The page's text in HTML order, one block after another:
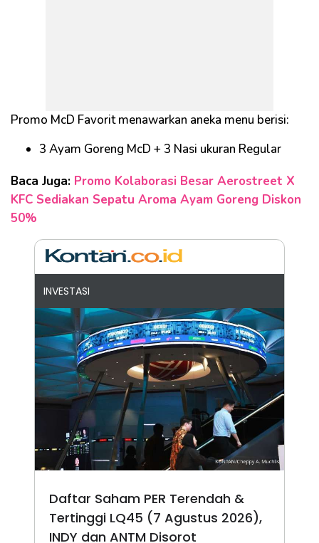
Promo McD Favorit menawarkan aneka menu berisi:
3 Ayam Goreng McD + 3 Nasi ukuran Regular
Baca Juga: Promo Kolaborasi Besar Aerostreet X
KFC Sediakan Sepatu Aroma Ayam Goreng Diskon
50%
INVESTASI
Daftar Saham PER Terendah &
Tertinggi LQ45 (7 Agustus 2026),
INDY dan ANTM Disorot